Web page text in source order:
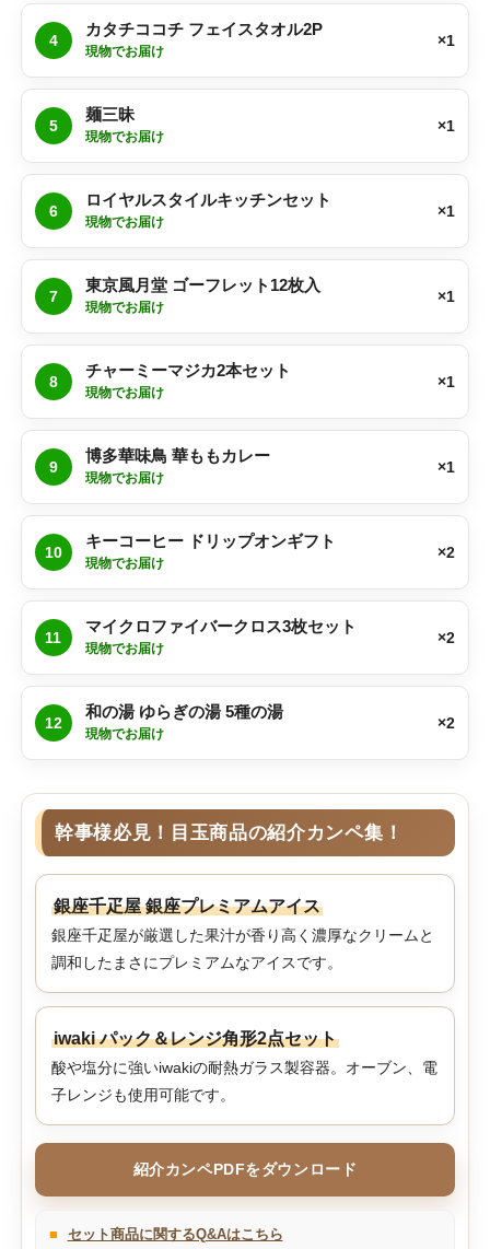
4
カタチココチ フェイスタオル2P
現物でお届け
×1
5
麺三昧
現物でお届け
×1
6
ロイヤルスタイルキッチンセット
現物でお届け
×1
7
東京風月堂 ゴーフレット12枚入
現物でお届け
×1
8
チャーミーマジカ2本セット
現物でお届け
×1
9
博多華味鳥 華ももカレー
現物でお届け
×1
10
キーコーヒー ドリップオンギフト
現物でお届け
×2
11
マイクロファイバークロス3枚セット
現物でお届け
×2
12
和の湯 ゆらぎの湯 5種の湯
現物でお届け
×2
幹事様必見！目玉商品の紹介カンペ集！
銀座千疋屋 銀座プレミアムアイス
銀座千疋屋が厳選した果汁が香り高く濃厚なクリームと
調和したまさにプレミアムなアイスです。
iwaki パック＆レンジ角形2点セット
酸や塩分に強いiwakiの耐熱ガラス製容器。オーブン、電
子レンジも使用可能です。
紹介カンペPDFをダウンロード
■ セット商品に関するQ&Aはこちら